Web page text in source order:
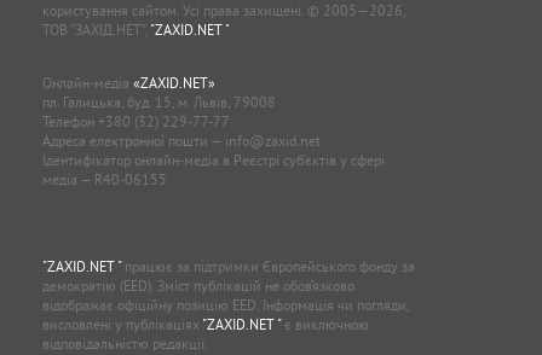
користування сайтом. Усі права захищені. © 2005—2026,
ТОВ “ЗАХІД.НЕТ”, "ZAXID.NET ".
Онлайн-медіа «ZAXID.NET»
пл. Галицька, буд. 15, м. Львів, 79008
Телефон +380 (32) 229-77-77
Адреса електронної пошти — info@zaxid.net
Ідентифікатор онлайн-медіа в Реєстрі суб'єктів у сфері
медіа — R40-06155
"ZAXID.NET "працює за підтримки Європейського фонду за
демократію (EED). Зміст публікацій не обов’язково
відображає офіційну позицію EED. Інформація чи погляди,
висловлені у публікаціях "ZAXID.NET "є виключною
відповідальністю редакції.